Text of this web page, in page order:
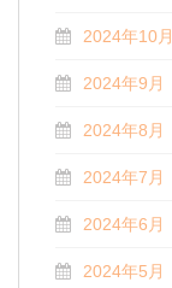
2024年10月
2024年9月
2024年8月
2024年7月
2024年6月
2024年5月